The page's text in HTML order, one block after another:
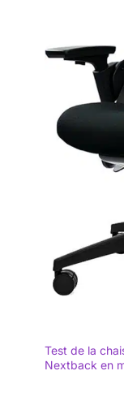
Test de la
Nextback en